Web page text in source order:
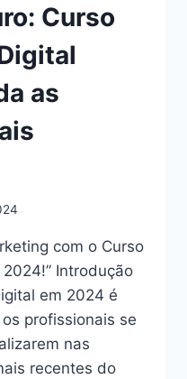
Curso
as
com o Curso
Introdução
em 2024 é
profissionais se
nas
recentes do